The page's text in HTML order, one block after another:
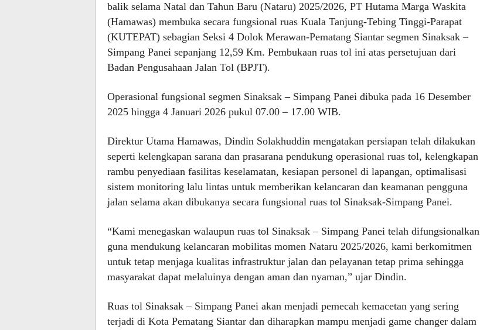
balik selama Natal dan Tahun Baru (Nataru) 2025/2026, PT Hutama Marga Waskita
(Hamawas) membuka secara fungsional ruas Kuala Tanjung-Tebing Tinggi-Parapat
(KUTEPAT) sebagian Seksi 4 Dolok Merawan-Pematang Siantar segmen Sinaksak –
Simpang Panei sepanjang 12,59 Km. Pembukaan ruas tol ini atas persetujuan dari
Badan Pengusahaan Jalan Tol (BPJT).
Operasional fungsional segmen Sinaksak – Simpang Panei dibuka pada 16 Desember
2025 hingga 4 Januari 2026 pukul 07.00 – 17.00 WIB.
Direktur Utama Hamawas, Dindin Solakhuddin mengatakan persiapan telah dilakukan
seperti kelengkapan sarana dan prasarana pendukung operasional ruas tol, kelengkapan
rambu penyediaan fasilitas keselamatan, kesiapan personel di lapangan, optimalisasi
sistem monitoring lalu lintas untuk memberikan kelancaran dan keamanan pengguna
jalan selama akan dibukanya secara fungsional ruas tol Sinaksak-Simpang Panei.
“Kami menegaskan walaupun ruas tol Sinaksak – Simpang Panei telah difungsionalkan
guna mendukung kelancaran mobilitas momen Nataru 2025/2026, kami berkomitmen
untuk tetap menjaga kualitas infrastruktur jalan dan pelayanan tetap prima sehingga
masyarakat dapat melaluinya dengan aman dan nyaman,” ujar Dindin.
Ruas tol Sinaksak – Simpang Panei akan menjadi pemecah kemacetan yang sering
terjadi di Kota Pematang Siantar dan diharapkan mampu menjadi game changer dalam